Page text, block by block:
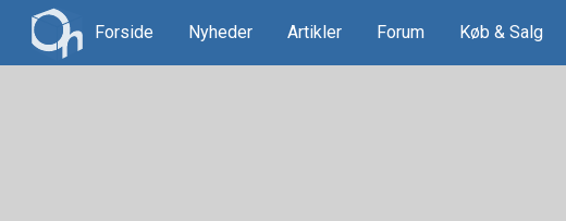
Forside Nyheder Artikler Forum Køb & Salg